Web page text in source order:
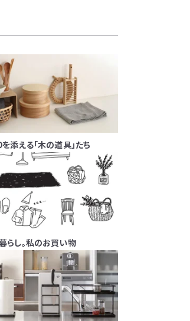
添える「木の道具」たち
らし。私のお買い物